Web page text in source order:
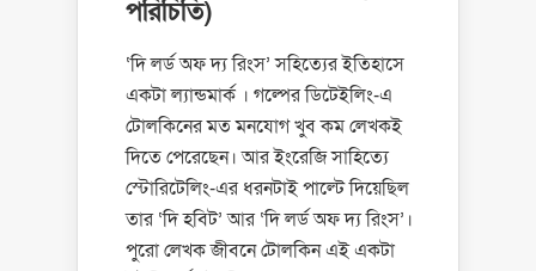
পরিচিতি)
‘দি লর্ড অফ দ্য রিংস’ সহিত্যের ইতিহাসে
একটা ল্যান্ডমার্ক । গল্পের ডিটেইলিং-এ
টোলকিনের মত মনযোগ খুব কম লেখকই
দিতে পেরেছেন। আর ইংরেজি সাহিত্যে
স্টোরিটেলিং-এর ধরনটাই পাল্টে দিয়েছিল
তার ‘দি হবিট’ আর ‘দি লর্ড অফ দ্য রিংস’।
পুরো লেখক জীবনে টোলকিন এই একটা